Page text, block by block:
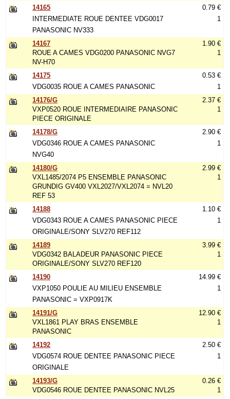
14165
INTERMEDIATE ROUE DENTEE VDG0017
PANASONIC NV333
0.79 €
1
14167
ROUE A CAMES VDG0200 PANASONIC NVG7
NV-H70
1.90 €
1
14175
VDG0035 ROUE A CAMES PANASONIC
0.53 €
1
14176/G
VXP0520 ROUE INTERMEDIAIRE PANASONIC
PIECE ORIGINALE
2.37 €
1
14178/G
VDG0346 ROUE A CAMES PANASONIC
NVG40
2.90 €
1
14180/G
VXL1485/2074 P5 ENSEMBLE PANASONIC
GRUNDIG GV400 VXL2027/VXL2074 = NVL20
REF 53
2.99 €
1
14188
VDG0343 ROUE A CAMES PANASONIC PIECE
ORIGINALE/SONY SLV270 REF112
1.10 €
1
14189
VDG0342 BALADEUR PANASONIC PIECE
ORIGINALE/SONY SLV270 REF120
3.99 €
1
14190
VXP1050 POULIE AU MILIEU ENSEMBLE
PANASONIC = VXP0917K
14.99 €
1
14191/G
VXL1861 PLAY BRAS ENSEMBLE
PANASONIC
12.90 €
1
14192
VDG0574 ROUE DENTEE PANASONIC PIECE
ORIGINALE
2.50 €
1
14193/G
VDG0546 ROUE DENTEE PANASONIC NVL25
0.26 €
1